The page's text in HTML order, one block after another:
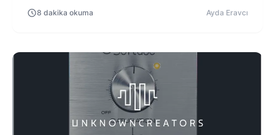
8 dakika okuma Ayda Eravcı